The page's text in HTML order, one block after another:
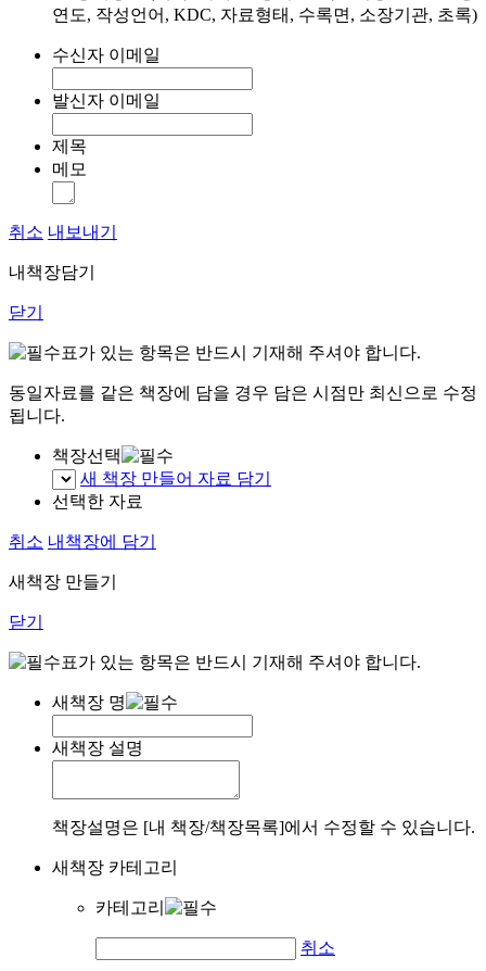
연도, 작성언어, KDC, 자료형태, 수록면, 소장기관, 초록)
수신자 이메일
발신자 이메일
제목
메모
취소 내보내기
내책장담기
닫기
표가 있는 항목은 반드시 기재해 주셔야 합니다.
동일자료를 같은 책장에 담을 경우 담은 시점만 최신으로 수정
됩니다.
책장선택
새 책장 만들어 자료 담기
선택한 자료
취소 내책장에 담기
새책장 만들기
닫기
표가 있는 항목은 반드시 기재해 주셔야 합니다.
새책장 명
새책장 설명
책장설명은 [내 책장/책장목록]에서 수정할 수 있습니다.
새책장 카테고리
카테고리
취소